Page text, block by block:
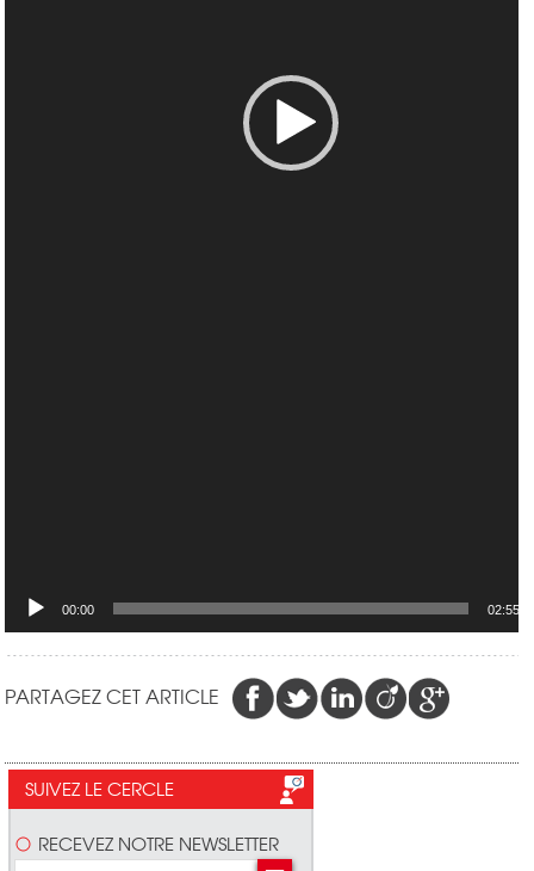
00:00 02:55
PARTAGEZ CET ARTICLE
SUIVEZ LE CERCLE
RECEVEZ NOTRE NEWSLETTER